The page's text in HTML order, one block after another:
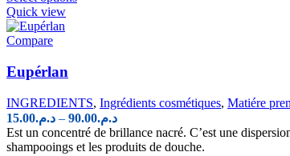
product
may
be
chosen
on
Quick view
Compare
Eupérlan
INGREDIENTS, Ingrédients cosmétiques, Matiére
د.م.15.00 – د.م.90.00
Price
range:
د.م.15.00
Est un concentré de brillance nacré. C’est une
shampooings et les produits de douche.